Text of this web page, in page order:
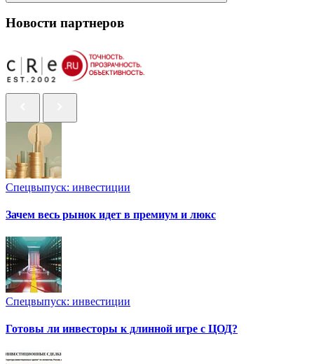
Новости партнеров
Спецвыпуск: инвестиции
Зачем весь рынок идет в премиум и люкс
Спецвыпуск: инвестиции
Готовы ли инвесторы к длинной игре с ЦОД?